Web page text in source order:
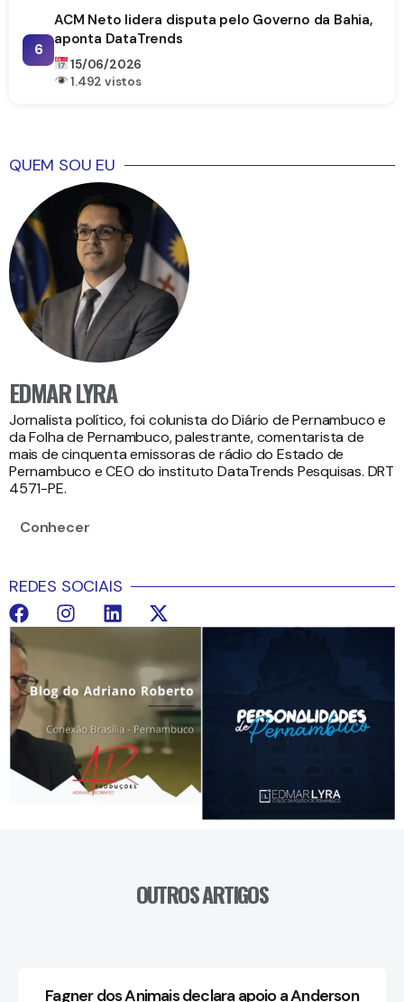
6
ACM Neto lidera disputa pelo Governo da Bahia,
aponta DataTrends
15/06/2026
1.492 vistos
QUEM SOU EU
EDMAR LYRA
Jornalista político, foi colunista do Diário de Pernambuco e
da Folha de Pernambuco, palestrante, comentarista de
mais de cinquenta emissoras de rádio do Estado de
Pernambuco e CEO do instituto DataTrends Pesquisas. DRT
4571-PE.
Conhecer
REDES SOCIAIS
OUTROS ARTIGOS
Fagner dos Animais declara apoio a Anderson